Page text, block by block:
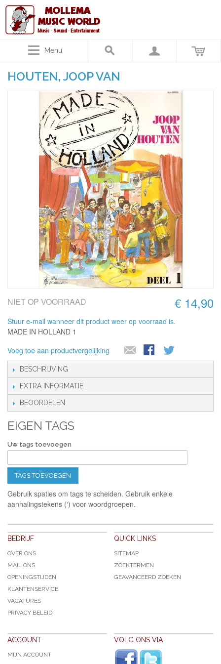
Menu
HOUTEN, JOOP VAN
€ 14,90
NIET OP VOORRAAD
Stuur e-mail wanneer dit product weer op voorraad is.
MADE IN HOLLAND 1
Voeg toe aan productvergelijking
BESCHRIJVING
EXTRA INFORMATIE
BEOORDELEN
EIGEN TAGS
Uw tags toevoegen
TAGS TOEVOEGEN
Gebruik spaties om tags te scheiden. Gebruik enkele
aanhalingstekens (‘) voor woordgroepen.
BEDRIJF
OVER ONS
MAIL ONS
OPENINGSTIJDEN
KLANTENSERVICE
VACATURES
PRIVACY BELEID
QUICK LINKS
SITEMAP
ZOEKTERMEN
GEAVANCEERD ZOEKEN
ACCOUNT
MIJN ACCOUNT
VOLG ONS VIA